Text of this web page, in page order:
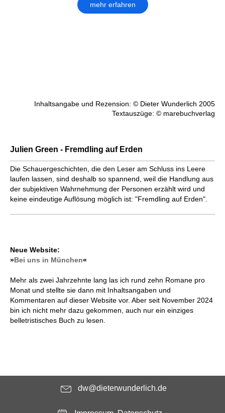
mehr erfahren
Inhaltsangabe und Rezension: © Dieter Wunderlich 2005
Textauszüge: © marebuchverlag
Julien Green - Fremdling auf Erden
Die Schauergeschichten, die den Leser am Schluss ins Leere
laufen lassen, sind deshalb so spannend, weil die Handlung aus
der subjektiven Wahrnehmung der Personen erzählt wird und
keine eindeutige Auflösung möglich ist: "Fremdling auf Erden".
Neue Website:
»Bei uns in München«
Mehr als zwei Jahrzehnte lang las ich rund zehn Romane pro
Monat und stellte sie dann mit Inhaltsangaben und
Kommentaren auf dieser Website vor. Aber seit November 2024
bin ich nicht mehr dazu gekommen, auch nur ein einziges
belletristisches Buch zu lesen.
dw@dieterwunderlich.de